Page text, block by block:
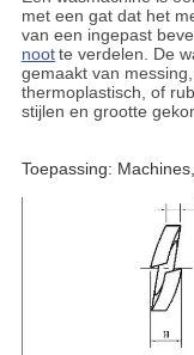
met een gat dat het
van een ingepast
nootte verdelen. De
gemaakt van
thermoplastisch, of
stijlen en grootte
Toepassing: